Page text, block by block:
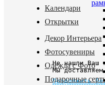
Не нашли Ваш
Мы
Продолжить
Календари
Открытки
Декор Интерьера
Фотосувениры
Одежда с Фото
Подарочные